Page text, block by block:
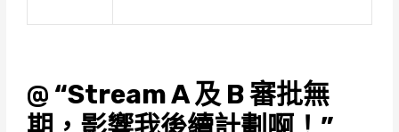
@ “Stream A 及 B 審批無